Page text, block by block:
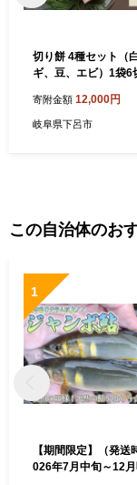
切り餅 4種セット（
ギ、豆、エビ）1袋6
下呂市 馬瀬
寄附金額 12,000円
岐阜県下呂市
この自治体のお
1
【期間限定】（発送
026年7月中旬～12月